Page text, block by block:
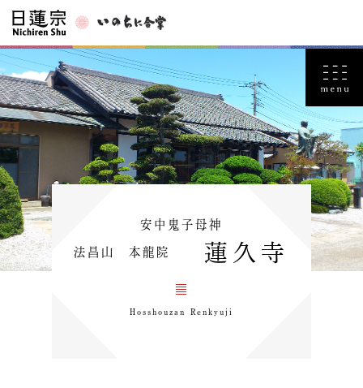
安中鬼子母神
法昌山 本龍院 蓮久寺
Hosshouzan Renkyuji